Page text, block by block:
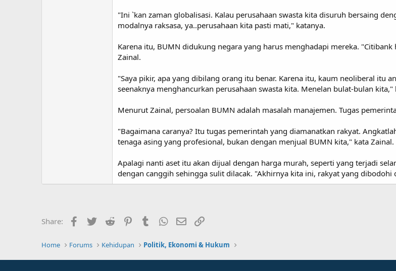
"Ini `kan zaman globalisasi. Kalau perusahaan swasta kita disuruh bersaing
modalnya raksasa, ya..perusahaan kita pasti mati," katanya.
Karena itu, BUMN didukung negara yang harus menghadapi mereka.
Zainal.
"Saya pikir, apa yang dibilang orang itu benar. Karena itu, kaum neoliberal itu
seenaknya menghancurkan perusahaan swasta kita. Menelan bulat-bulan kita,"
Menurut Zainal, persoalan BUMN adalah masalah manajemen. Tugas
"Bagaimana caranya? Itu tugas pemerintah yang diamanatkan rakyat.
tenaga asing yang profesional, bukan dengan menjual BUMN kita," kata Zainal.
Apalagi nanti aset itu akan dijual dengan harga murah, seperti yang terjadi
dengan canggih sehingga sulit dilacak. "Akhirnya kita ini, rakyat yang
Share: Facebook
Twitter Reddit PinterestTumblrWhatsApp
Email
Home Forums Kehidupan Politik, Ekonomi & Hukum